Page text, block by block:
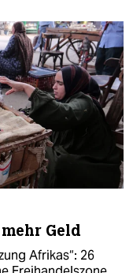
Geld
Afrikas“: 26